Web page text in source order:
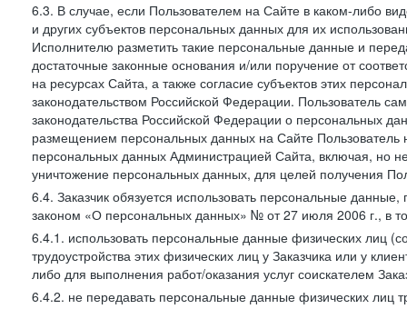
6.3. В случае, если Пользователем на Сайте в каком-либо
и других субъектов персональных данных для их
Исполнителю разметить такие персональные данные и
достаточные законные основания и/или поручение от
на ресурсах Сайта, а также согласие субъектов этих
законодательством Российской Федерации. Пользователь
законодательства Российской Федерации о персональных
размещением персональных данных на Сайте Пользователь
персональных данных Администрацией Сайта, включая, но
уничтожение персональных данных, для целей получения
6.4. Заказчик обязуется использовать персональные
законом «О персональных данных» № от 27 июля 2006 г., в
6.4.1. использовать персональные данные физических лиц
трудоустройства этих физических лиц у Заказчика или у
либо для выполнения работ/оказания услуг соискателем
6.4.2. не передавать персональные данные физических лиц